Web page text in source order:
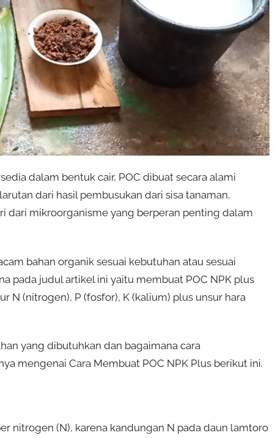
dalam bentuk cair, POC dibuat secara alami
dari hasil pembusukan dari sisa tanaman,
dari mikroorganisme yang berperan penting dalam
bahan organik sesuai kebutuhan atau sesuai
pada judul artikel ini yaitu membuat POC NPK plus
N (nitrogen), P (fosfor), K (kalium) plus unsur hara
yang dibutuhkan dan bagaimana cara
mengenai Cara Membuat POC NPK Plus berikut ini.
nitrogen (N), karena kandungan N pada daun lamtoro